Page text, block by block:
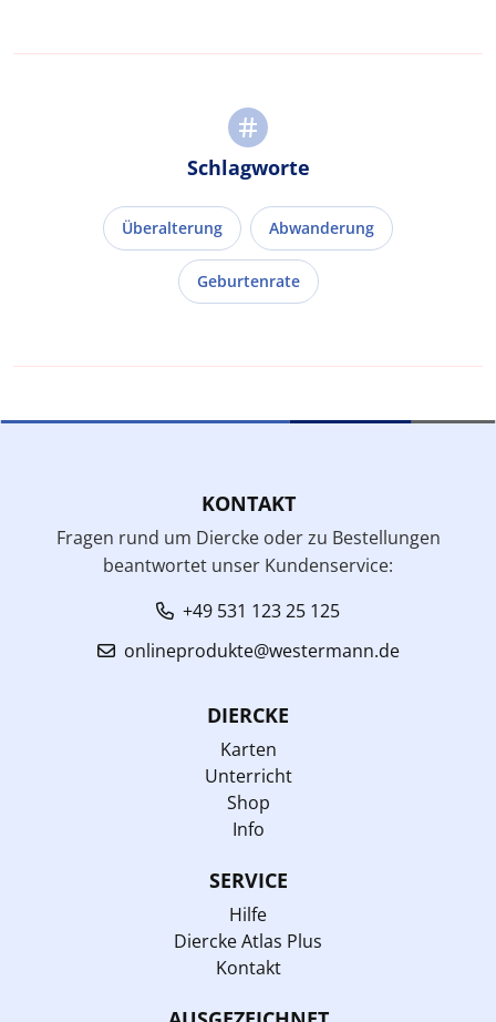
Schlagworte
Überalterung Abwanderung
Geburtenrate
KONTAKT
Fragen rund um Diercke oder zu Bestellungen
beantwortet unser Kundenservice:
+49 531 123 25 125
onlineprodukte@westermann.de
DIERCKE
Karten
Unterricht
Shop
Info
SERVICE
Hilfe
Diercke Atlas Plus
Kontakt